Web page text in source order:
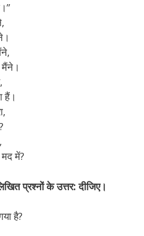
मैंने।
हैं।
में?
प्रश्नों के उत्तर: दीजिए।
है?